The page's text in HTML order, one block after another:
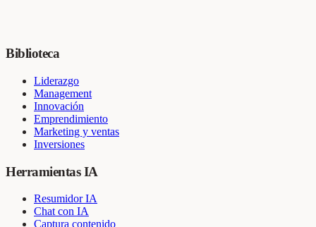
Biblioteca
Liderazgo
Management
Innovación
Emprendimiento
Marketing y ventas
Inversiones
Herramientas IA
Resumidor IA
Chat con IA
Captura contenido